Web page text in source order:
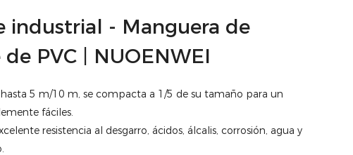
industrial - Manguera de
PVC | NUOENWEI
5 m/10 m, se compacta a 1/5 de su tamaño para un
fáciles.
resistencia al desgarro, ácidos, álcalis, corrosión, agua y